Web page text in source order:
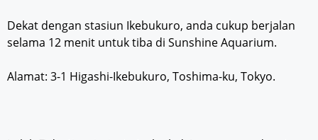
Dekat dengan stasiun Ikebukuro, anda cukup berjalan
selama 12 menit untuk tiba di Sunshine Aquarium.
Alamat: 3-1 Higashi-Ikebukuro, Toshima-ku, Tokyo.